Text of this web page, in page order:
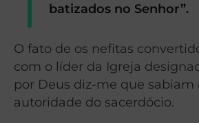
batizados no Senhor”.
O fato de os nefitas
com o líder da Igreja
por Deus diz-me que sabiam
autoridade do sacerdócio.